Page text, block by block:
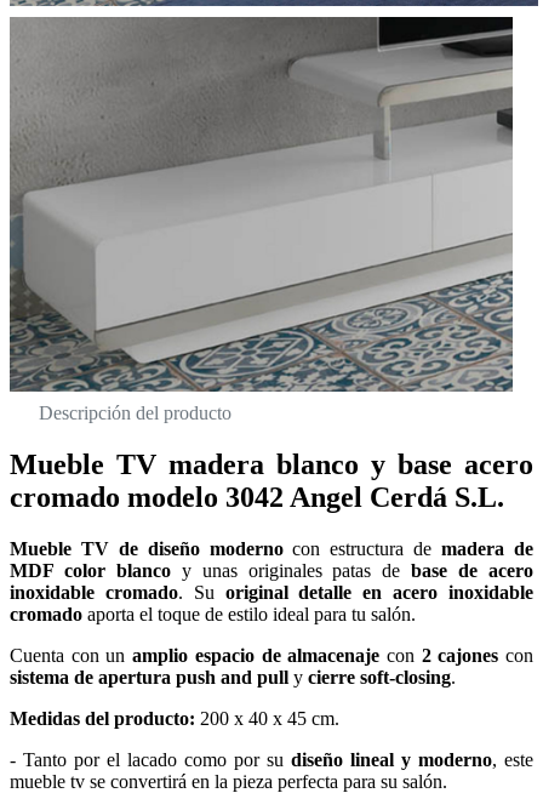
Descripción del producto
Mueble TV madera blanco y base acero
cromado modelo 3042 Angel Cerdá S.L.
Mueble TV de diseño modernocon estructura demadera de
MDF color blancoy unas originales patas debase de acero
inoxidable cromado. Su original detalle en acero inoxidable
cromado aporta el toque de estilo ideal para tu salón.
Cuenta con unamplio espacio de almacenaje con 2 cajones con
sistema de apertura push and pull y cierre soft-closing.
Medidas del producto: 200 x 40 x 45 cm.
- Tanto por el lacado como por su diseño lineal y moderno, este
mueble tv se convertirá en la pieza perfecta para su salón.